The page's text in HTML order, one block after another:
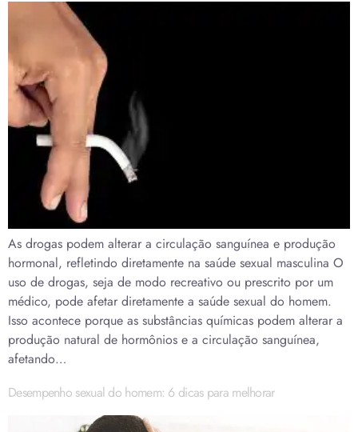
As drogas podem alterar a circulação sanguínea e produção
hormonal, refletindo diretamente na saúde sexual masculina O
uso de drogas, seja de modo recreativo ou prescrito por um
médico, pode afetar diretamente a saúde sexual do homem.
Isso acontece porque as substâncias químicas podem alterar a
produção natural de hormônios e a circulação sanguínea,
afetando…
Desempenho sexual do homem: 6 dicas para melhorar